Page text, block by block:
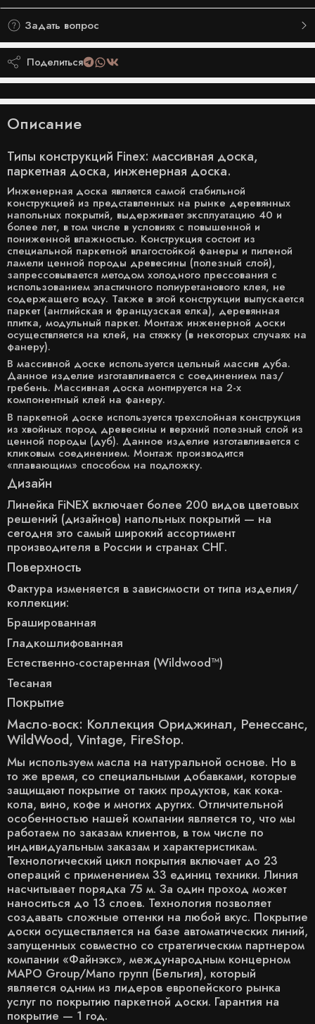
Задать вопрос
Поделиться
Описание
Типы конструкций Finex: массивная доска,
паркетная доска, инженерная доска.
Инженерная доска является самой стабильной
конструкцией из представленных на рынке деревянных
напольных покрытий, выдерживает эксплуатацию 40 и
более лет, в том числе в условиях с повышенной и
пониженной влажностью. Конструкция состоит из
специальной паркетной влагостойкой фанеры и пиленой
ламели ценной породы древесины (полезный слой),
запрессовывается методом холодного прессования с
использованием эластичного полиуретанового клея, не
содержащего воду. Также в этой конструкции выпускается
паркет (английская и французская елка), деревянная
плитка, модульный паркет. Монтаж инженерной доски
осуществляется на клей, на стяжку (в некоторых случаях на
фанеру).
В массивной доске используется цельный массив дуба.
Данное изделие изготавливается с соединением паз/
гребень. Массивная доска монтируется на 2-х
компонентный клей на фанеру.
В паркетной доске используется трехслойная конструкция
из хвойных пород древесины и верхний полезный слой из
ценной породы (дуб). Данное изделие изготавливается с
кликовым соединением. Монтаж производится
«плавающим» способом на подложку.
Дизайн
Линейка FiNEX включает более 200 видов цветовых
решений (дизайнов) напольных покрытий — на
сегодня это самый широкий ассортимент
производителя в России и странах СНГ.
Поверхность
Фактура изменяется в зависимости от типа изделия/
коллекции:
Брашированная
Гладкошлифованная
Естественно-состаренная (Wildwood™)
Тесаная
Покрытие
Масло-воск: Коллекция Ориджинал, Ренессанс,
WildWood, Vintage, FireStop.
Мы используем масла на натуральной основе. Но в
то же время, со специальными добавками, которые
защищают покрытие от таких продуктов, как кока-
кола, вино, кофе и многих других. Отличительной
особенностью нашей компании является то, что мы
работаем по заказам клиентов, в том числе по
индивидуальным заказам и характеристикам.
Технологический цикл покрытия включает до 23
операций с применением 33 единиц техники. Линия
насчитывает порядка 75 м. За один проход может
наноситься до 13 слоев. Технология позволяет
создавать сложные оттенки на любой вкус. Покрытие
доски осуществляется на базе автоматических линий,
запущенных совместно со стратегическим партнером
компании «Файнэкс», международным концерном
MAPO Group/Мапо групп (Бельгия), который
является одним из лидеров европейского рынка
услуг по покрытию паркетной доски. Гарантия на
покрытие — 1 год.